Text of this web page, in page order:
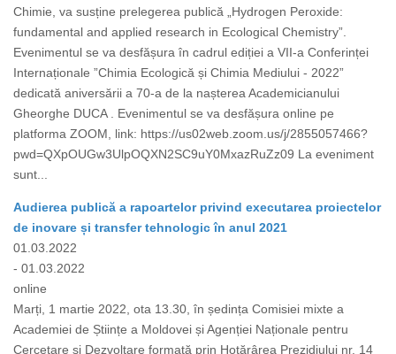
Chimie, va susține prelegerea publică „Hydrogen Peroxide:
fundamental and applied research in Ecological Chemistry”.
Evenimentul se va desfășura în cadrul ediției a VII-a Conferinței
Internaționale ”Chimia Ecologică și Chimia Mediului - 2022”
dedicată aniversării a 70-a de la nașterea Academicianului
Gheorghe DUCA . Evenimentul se va desfășura online pe
platforma ZOOM, link: https://us02web.zoom.us/j/2855057466?
pwd=QXpOUGw3UlpOQXN2SC9uY0MxazRuZz09 La eveniment
sunt...
Audierea publică a rapoartelor privind executarea proiectelor
de inovare și transfer tehnologic în anul 2021
01.03.2022
- 01.03.2022
online
Marți, 1 martie 2022, ota 13.30, în ședința Comisiei mixte a
Academiei de Științe a Moldovei și Agenției Naționale pentru
Cercetare și Dezvoltare formată prin Hotărârea Prezidiului nr. 14